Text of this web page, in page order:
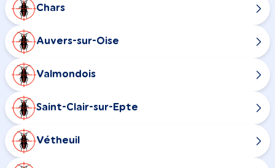
Chars
Auvers-sur-Oise
Valmondois
Saint-Clair-sur-Epte
Vétheuil